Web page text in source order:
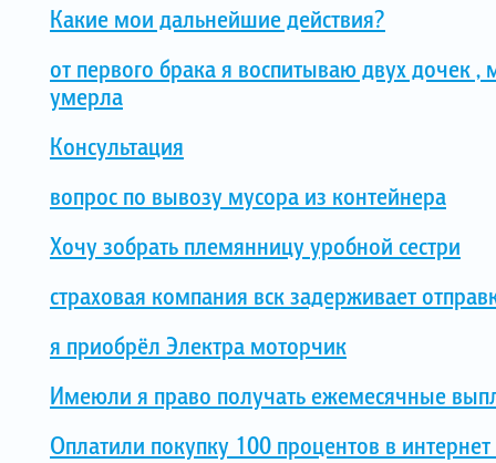
Какие мои дальнейшие действия?
от первого брака я воспитываю двух дочек
умерла
Консультация
вопрос по вывозу мусора из контейнера
Хочу зобрать племянницу уробной сестри
страховая компания вск задерживает
я приобрёл Электра моторчик
Имеюли я право получать ежемесячные
Оплатили покупку 100 процентов в